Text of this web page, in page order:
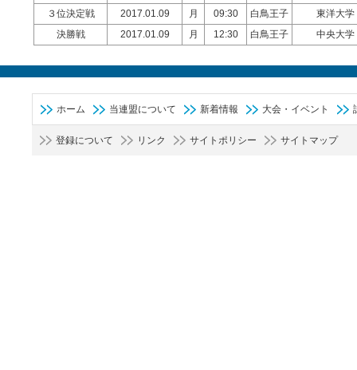
３位決定戦
2017.01.09 月 09:30 白鳥王子
東洋大学
決勝戦
2017.01.09 月 12:30 白鳥王子 中央大学
ホーム 当連盟について 新着情報 大会・イベント
登録について リンク サイトポリシー サイトマップ